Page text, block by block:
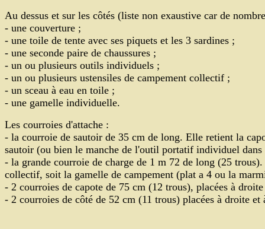
Au dessus et sur les côtés (liste non exaustive car de
- une couverture ;
- une toile de tente avec ses piquets et les 3 sardines ;
- une seconde paire de chaussures ;
- un ou plusieurs outils individuels ;
- un ou plusieurs ustensiles de campement collectif ;
- un sceau à eau en toile ;
- une gamelle individuelle.
Les courroies d'attache :
- la courroie de sautoir de 35 cm de long. Elle retient la
sautoir (ou bien le manche de l'outil portatif individuel dans
- la grande courroie de charge de 1 m 72 de long (25
collectif, soit la gamelle de campement (plat a 4 ou la
- 2 courroies de capote de 75 cm (12 trous), placées à
- 2 courroies de côté de 52 cm (11 trous) placées à droite et